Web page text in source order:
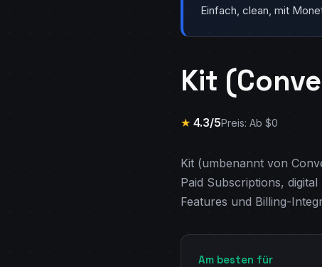
Einfach, clean, mit
Kit
★ 4.3/5Preis: Ab $0
Kit (umbenannt von
Paid Subscriptions,
Features und Billing-
Am besten für